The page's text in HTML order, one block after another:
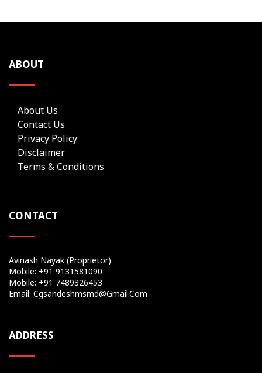
ABOUT
About Us
Contact Us
Privacy Policy
Disclaimer
Terms & Conditions
CONTACT
Avinash Nayak (Proprietor)
Mobile: +91 9131581090
Mobile: +91 7489326453
Email: Cgsandeshmsmd@gmail.com
ADDRESS